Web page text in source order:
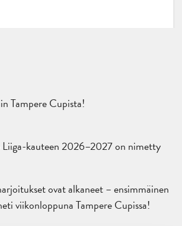
Tampere Cupista!
Liiga-kauteen 2026–2027 on nimetty
ovat alkaneet – ensimmäinen
viikonloppuna Tampere Cupissa!